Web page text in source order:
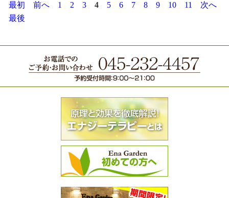
最初 前へ 1 2 3 4 5 6 7 8 9 10 11
次へ
最後